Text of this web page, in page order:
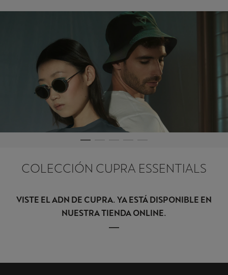
COLECCIÓN CUPRA ESSENTIALS
VISTE EL ADN DE CUPRA. YA ESTÁ DISPONIBLE EN
NUESTRA TIENDA ONLINE.